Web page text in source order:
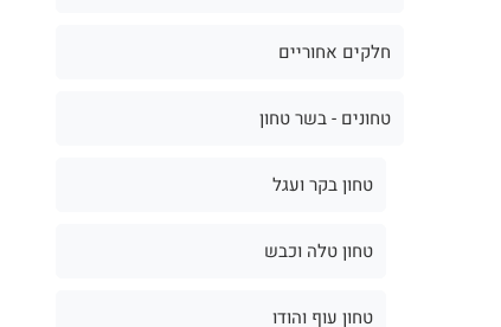
חלקים אחוריים
טחונים - בשר טחון
טחון בקר ועגל
טחון טלה וכבש
טחון עוף והודו